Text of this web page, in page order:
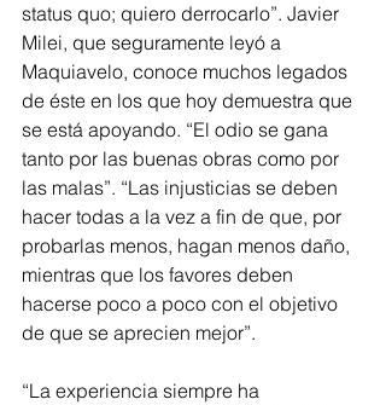
status quo; quiero derrocarlo”. Javier
Milei, que seguramente leyó a
Maquiavelo, conoce muchos legados
de éste en los que hoy demuestra que
se está apoyando. “El odio se gana
tanto por las buenas obras como por
las malas”. “Las injusticias se deben
hacer todas a la vez a fin de que, por
probarlas menos, hagan menos daño,
mientras que los favores deben
hacerse poco a poco con el objetivo
de que se aprecien mejor”.
“La experiencia siempre ha